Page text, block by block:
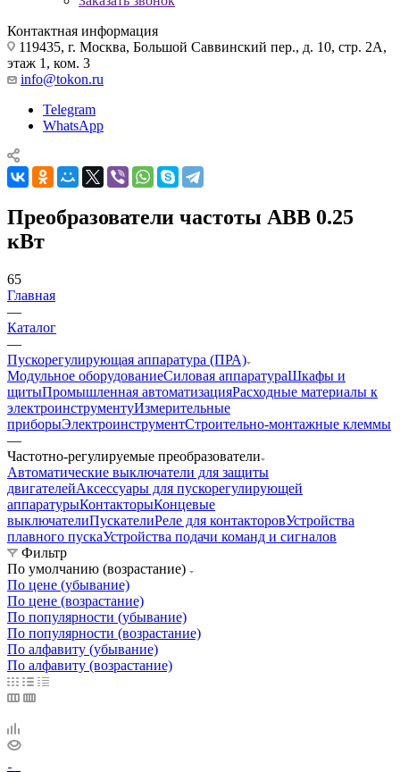
Контактная информация
119435, г. Москва, Большой Саввинский пер., д. 10, стр. 2А,
этаж 1, ком. 3
info@tokon.ru
Telegram
WhatsApp
Преобразователи частоты ABB 0.25
кВт
65
Главная
—
Каталог
—
Пускорегулирующая аппаратура (ПРА)
Модульное оборудованиеСиловая аппаратураШкафы и
щитыПромышленная автоматизацияРасходные материалы к
электроинструментуИзмерительные
приборыЭлектроинструментСтроительно-монтажные клеммы
—
Частотно-регулируемые преобразователи
Автоматические выключатели для защиты
двигателейАксессуары для пускорегулирующей
аппаратурыКонтакторыКонцевые
выключателиПускателиРеле для контакторовУстройства
плавного пускаУстройства подачи команд и сигналов
Фильтр
По умолчанию (возрастание)
По цене (убывание)
По цене (возрастание)
По популярности (убывание)
По популярности (возрастание)
По алфавиту (убывание)
По алфавиту (возрастание)